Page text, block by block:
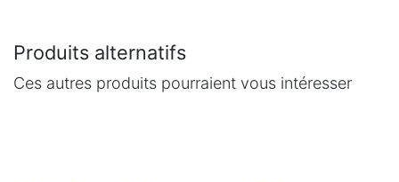
Produits alternatifs
Ces autres produits pourraient vous intéresser